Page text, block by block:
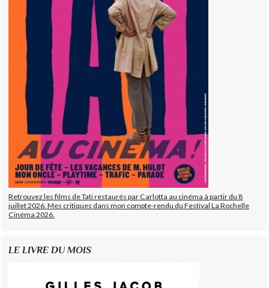
Retrouvez les films de Tati restaurés par Carlotta au cinéma à partir du 8
juillet 2026. Mes critiques dans mon compte-rendu du Festival La Rochelle
Cinéma 2026.
LE LIVRE DU MOIS